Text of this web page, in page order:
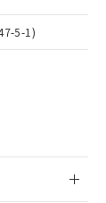
5-1)
にご
当社
の製
す